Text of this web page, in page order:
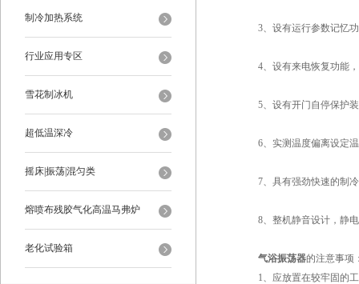
制冷加热系统
行业应用专区
雪花制冰机
超低温深冷
摇床|振荡|混匀类
熔喷布残胶气化高温马弗炉
老化试验箱
3、设有运行参数记忆功
4、设有来电恢复功能，
5、设有开门自停保护装
6、实测温度偏离设定温
7、具有强劲快速的制冷
8、整机静音设计，静电
气浴振荡器的注意事项
1、应放置在较牢固的工